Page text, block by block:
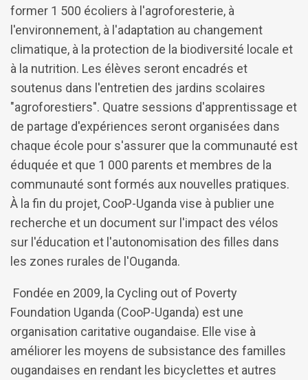
former 1 500 écoliers à l'agroforesterie, à
l'environnement, à l'adaptation au changement
climatique, à la protection de la biodiversité locale et
à la nutrition. Les élèves seront encadrés et
soutenus dans l'entretien des jardins scolaires
"agroforestiers". Quatre sessions d'apprentissage et
de partage d'expériences seront organisées dans
chaque école pour s'assurer que la communauté est
éduquée et que 1 000 parents et membres de la
communauté sont formés aux nouvelles pratiques.
À la fin du projet, CooP-Uganda vise à publier une
recherche et un document sur l'impact des vélos
sur l'éducation et l'autonomisation des filles dans
les zones rurales de l'Ouganda.
Fondée en 2009, la Cycling out of Poverty
Foundation Uganda (CooP-Uganda) est une
organisation caritative ougandaise. Elle vise à
améliorer les moyens de subsistance des familles
ougandaises en rendant les bicyclettes et autres